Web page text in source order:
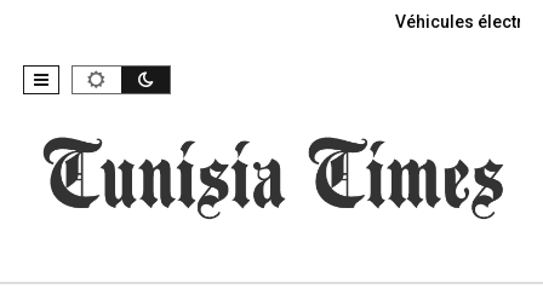
Véhicules